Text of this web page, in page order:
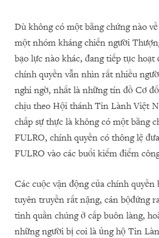
Dù không có một bằng chứng nào
một nhóm kháng chiến người
bạo lực nào khác, đang tiếp tục hoạt
chính quyền vẫn nhìn rất nhiều
nghi ngờ, nhất là những tín đồ Cơ
chịu theo Hội thánh Tin Lành Việt
chấp sự thực là không có một bằng
FULRO, chính quyền có thông lệ
FULRO vào các buổi kiểm điểm
Các cuộc vận động của chính
tuyên truyền rất nặng, cán bộđứng
tinh quần chúng ở cấp buôn làng,
những người bị coi là ủng hộ Tin